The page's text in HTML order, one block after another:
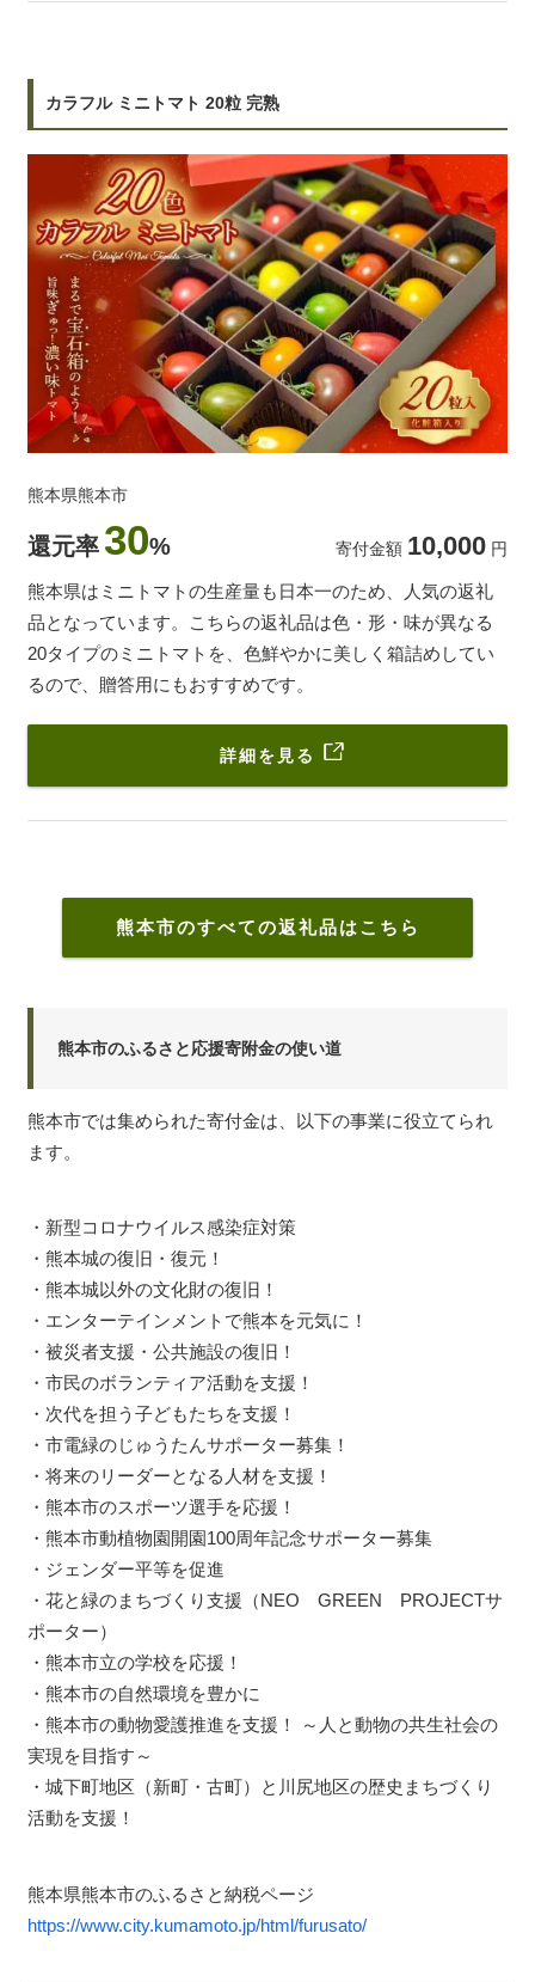
カラフル ミニトマト 20粒 完熟
熊本県熊本市
還元率 30% 寄付金額 10,000 円
熊本県はミニトマトの生産量も日本一のため、人気の返礼
品となっています。こちらの返礼品は色・形・味が異なる
20タイプのミニトマトを、色鮮やかに美しく箱詰めしてい
るので、贈答用にもおすすめです。
詳細を見る
熊本市のすべての返礼品はこちら
熊本市のふるさと応援寄附金の使い道
熊本市では集められた寄付金は、以下の事業に役立てられ
ます。
・新型コロナウイルス感染症対策
・熊本城の復旧・復元！
・熊本城以外の文化財の復旧！
・エンターテインメントで熊本を元気に！
・被災者支援・公共施設の復旧！
・市民のボランティア活動を支援！
・次代を担う子どもたちを支援！
・市電緑のじゅうたんサポーター募集！
・将来のリーダーとなる人材を支援！
・熊本市のスポーツ選手を応援！
・熊本市動植物園開園100周年記念サポーター募集
・ジェンダー平等を促進
・花と緑のまちづくり支援（NEO GREEN PROJECTサ
ポーター）
・熊本市立の学校を応援！
・熊本市の自然環境を豊かに
・熊本市の動物愛護推進を支援！ ～人と動物の共生社会の
実現を目指す～
・城下町地区（新町・古町）と川尻地区の歴史まちづくり
活動を支援！
熊本県熊本市のふるさと納税ページ
https://www.city.kumamoto.jp/html/furusato/